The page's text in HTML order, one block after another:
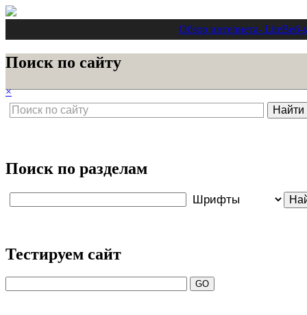
Обзор интернета- LiteВеб-
Поиск по сайту
×
Поиск по разделам
Тестируем сайт